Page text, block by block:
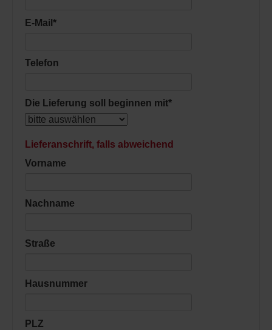
E-Mail *
Telefon
Die Lieferung soll beginnen mit*
Lieferanschrift, falls abweichend
Vorname
Nachname
Straße
Hausnummer
PLZ